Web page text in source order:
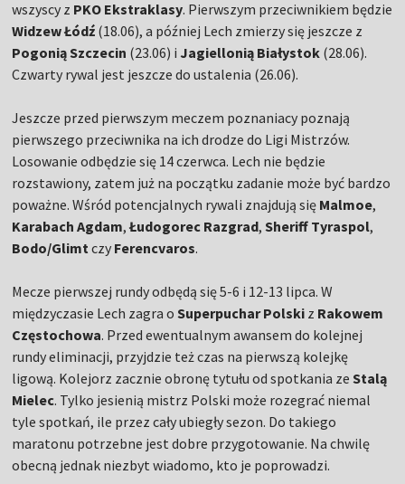
wszyscy z PKO Ekstraklasy. Pierwszym przeciwnikiem będzie
Widzew Łódź (18.06), a później Lech zmierzy się jeszcze z
Pogonią Szczecin (23.06) i Jagiellonią Białystok (28.06).
Czwarty rywal jest jeszcze do ustalenia (26.06).
Jeszcze przed pierwszym meczem poznaniacy poznają
pierwszego przeciwnika na ich drodze do Ligi Mistrzów.
Losowanie odbędzie się 14 czerwca. Lech nie będzie
rozstawiony, zatem już na początku zadanie może być bardzo
poważne. Wśród potencjalnych rywali znajdują się Malmoe,
Karabach Agdam,Łudogorec Razgrad,Sheriff Tyraspol,
Bodo/Glimtczy Ferencvaros.
Mecze pierwszej rundy odbędą się 5-6 i 12-13 lipca. W
międzyczasie Lech zagra oSuperpuchar Polski z Rakowem
Częstochowa. Przed ewentualnym awansem do kolejnej
rundy eliminacji, przyjdzie też czas na pierwszą kolejkę
ligową. Kolejorz zacznie obronę tytułu od spotkania zeStalą
Mielec. Tylko jesienią mistrz Polski może rozegrać niemal
tyle spotkań, ile przez cały ubiegły sezon. Do takiego
maratonu potrzebne jest dobre przygotowanie. Na chwilę
obecną jednak niezbyt wiadomo, kto je poprowadzi.